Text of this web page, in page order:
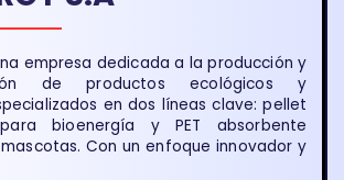
empresa dedicada a la producción y
de productos ecológicos y
en dos líneas clave: pellet
bioenergía y PET absorbente
Con un enfoque innovador y